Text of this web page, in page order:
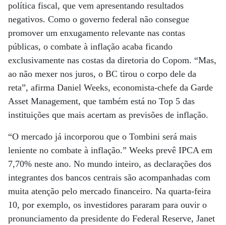
política fiscal, que vem apresentando resultados
negativos. Como o governo federal não consegue
promover um enxugamento relevante nas contas
públicas, o combate à inflação acaba ficando
exclusivamente nas costas da diretoria do Copom. “Mas,
ao não mexer nos juros, o BC tirou o corpo dele da
reta”, afirma Daniel Weeks, economista-chefe da Garde
Asset Management, que também está no Top 5 das
instituições que mais acertam as previsões de inflação.
“O mercado já incorporou que o Tombini será mais
leniente no combate à inflação.” Weeks prevê IPCA em
7,70% neste ano. No mundo inteiro, as declarações dos
integrantes dos bancos centrais são acompanhadas com
muita atenção pelo mercado financeiro. Na quarta-feira
10, por exemplo, os investidores pararam para ouvir o
pronunciamento da presidente do Federal Reserve, Janet